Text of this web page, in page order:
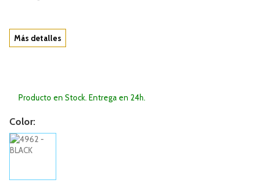
Más detalles
Producto en Stock. Entrega en 24h.
Color: